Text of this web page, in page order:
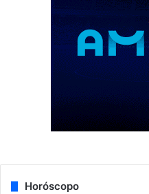
Horóscopo